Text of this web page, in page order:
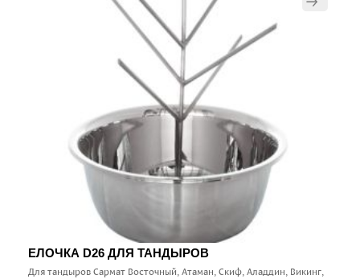
ЕЛОЧКА D26 ДЛЯ ТАНДЫРОВ
Для тандыров Сармат Восточный, Атаман, Скиф, Аладдин, Викинг,